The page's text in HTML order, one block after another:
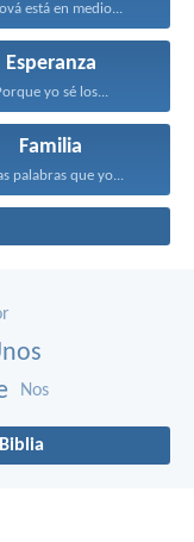
está en medio...
Esperanza
yo sé los...
Familia
palabras que yo...
Nos